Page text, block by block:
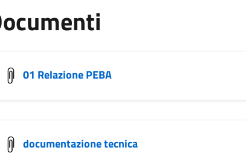
01 Relazione PEBA
documentazione tecnica